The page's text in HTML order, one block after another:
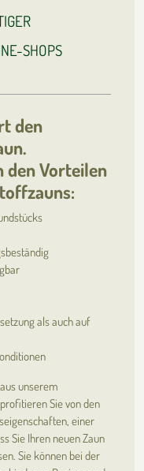
SHOPS
den
den Vorteilen
als auch auf
unserem
Sie von den
einer
Sie Ihren neuen Zaun
Sie können bei der